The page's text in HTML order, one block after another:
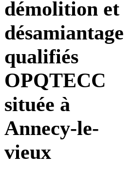
démolition et
désamiantage
qualifiés
OPQTECC
située à
Annecy-le-
vieux